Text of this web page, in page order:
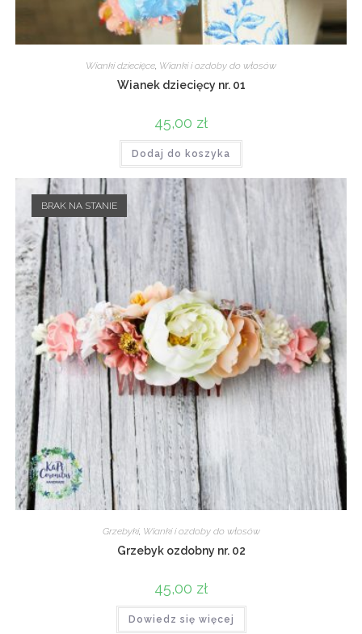
Wianki dziecięce, Wianki i ozdoby do włosów
Wianek dziecięcy nr. 01
45,00 zł
Dodaj do koszyka
BRAK NA STANIE
Grzebyki, Wianki i ozdoby do włosów
Grzebyk ozdobny nr. 02
45,00 zł
Dowiedz się więcej